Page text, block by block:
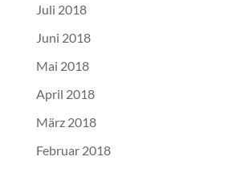
Juli 2018
Juni 2018
Mai 2018
April 2018
März 2018
Februar 2018